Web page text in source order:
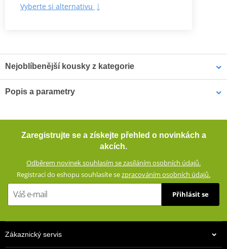
Vyberte si alternativu
Nejoblíbenější kousky z kategorie
černý 2XL
952 Kč
černý 3XL
Popis a parametry
Dlouhé nepromokavé rukavice s konstrukcí z kozí kůže v prstové
části a měkkým a pružným softshellem, který přináší vysokou míru
větru, ale zůstávají prodyšné a zachovávají příjemné klima.
Dostupné jsou ve třech barevných kombinacích.
Směs materiálů: 60% softshell a 40% kozí kůže.
Lehká podšívka
Harmonikové strečové panely na prstech a zápěstí pro lepší
Zaregistrujte se a získejte přehled o novinkách a
akcích.
Odběrem novinek souhlasím se zasíláním osobních údajů.
Registrací do eshopu souhlasíte sezpracováním osobních údajů.
Přihlásit se
Zákaznický servis